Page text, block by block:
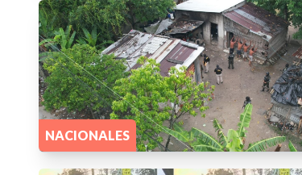
NACIONALES